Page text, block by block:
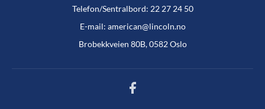
Telefon/Sentralbord: 22 27 24 50
E-mail: american@lincoln.no
Brobekkveien 80B, 0582 Oslo
Facebook